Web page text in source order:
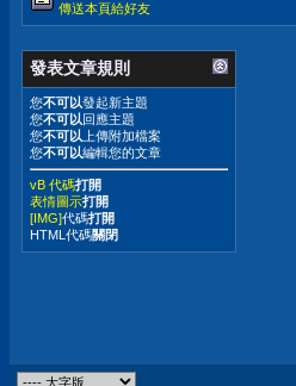
傳送本頁給好友
發表文章規則
您不可以發起新主題
您不可以回應主題
您不可以 上傳附加檔案
您不可以編輯您的文章
vB 代碼打開
表情圖示打開
[IMG]代碼打開
HTML代碼關閉